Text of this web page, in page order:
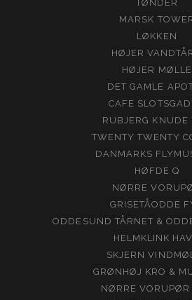
TØNDER
MARSK
LØKKEN
HØJER
HØJER MØLLE
DET GAMLE
CAFE
RUBJERG KNUDE
TWENTY TWENTY
DANMARKS
HØFDE Q
NØRRE
GRISETÅODDE
ODDESUND TÅRNET &
HELMKLINK
SKJERN
GRØNHØJ KRO &
NØRRE VORUPØR